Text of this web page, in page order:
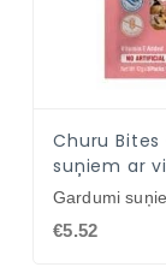
Churu
suņiem ar
Gardumi
€5.52